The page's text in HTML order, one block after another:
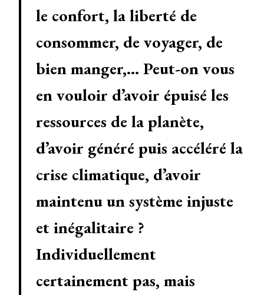
le confort, la liberté de
consommer, de voyager, de
bien manger,… Peut-on vous
en vouloir d’avoir épuisé les
ressources de la planète,
d’avoir généré puis accéléré la
crise climatique, d’avoir
maintenu un système injuste
et inégalitaire ?
Individuellement
certainement pas, mais